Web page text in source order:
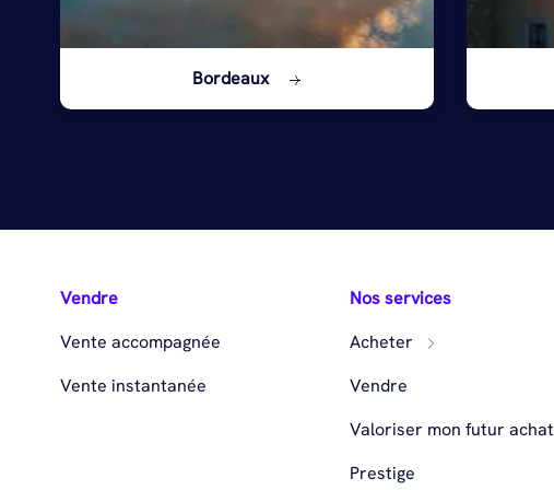
Bordeaux
Vendre
Vente accompagnée
Vente instantanée
Nos services
Acheter
Vendre
Valoriser mon futur achat
Prestige